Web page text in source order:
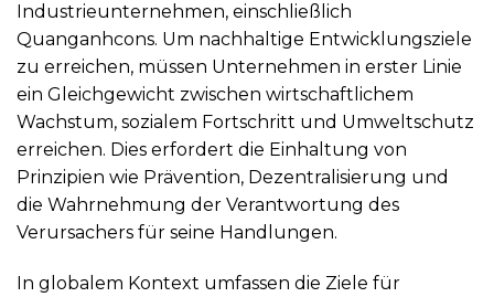
Industrieunternehmen, einschließlich
Quanganhcons. Um nachhaltige Entwicklungsziele
zu erreichen, müssen Unternehmen in erster Linie
ein Gleichgewicht zwischen wirtschaftlichem
Wachstum, sozialem Fortschritt und Umweltschutz
erreichen. Dies erfordert die Einhaltung von
Prinzipien wie Prävention, Dezentralisierung und
die Wahrnehmung der Verantwortung des
Verursachers für seine Handlungen.
In globalem Kontext umfassen die Ziele für